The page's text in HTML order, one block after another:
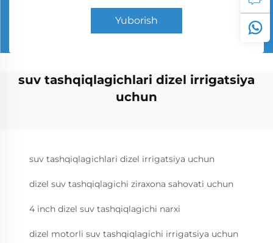
Yuborish
suv tashqiqlagichlari dizel irrigatsiya
uchun
suv tashqiqlagichlari dizel irrigatsiya uchun
dizel suv tashqiqlagichi ziraxona sahovati uchun
4 inch dizel suv tashqiqlagichi narxi
dizel motorli suv tashqiqlagichi irrigatsiya uchun